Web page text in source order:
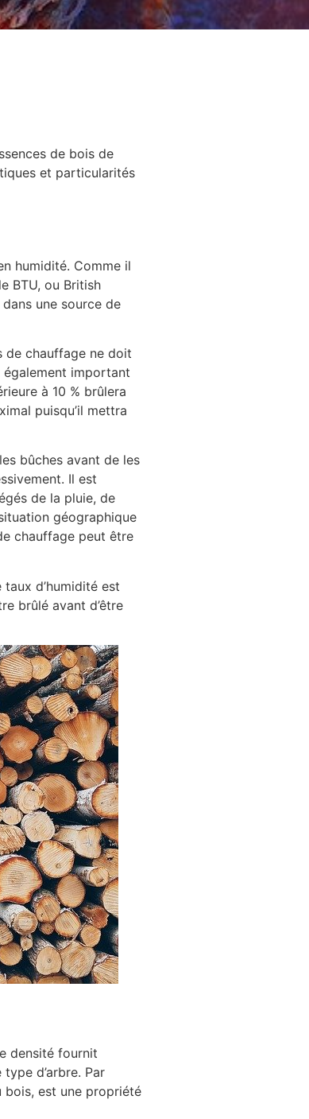
de bois de
et particularités
humidité. Comme il
BTU, ou British
dans une source de
de chauffage ne doit
également important
à 10 % brûlera
puisqu’il mettra
bûches avant de les
Il est
de la pluie, de
géographique
chauffage peut être
d’humidité est
brûlé avant d’être
densité fournit
d’arbre. Par
bois, est une propriété